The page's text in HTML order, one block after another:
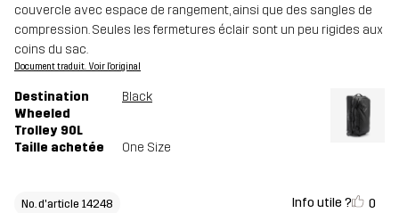
couvercle avec espace de rangement, ainsi que des sangles de
compression. Seules les fermetures éclair sont un peu rigides aux
coins du sac.
Document traduit. Voir l'original
Destination
Wheeled
Trolley 90L
Black
Taille achetée One Size
No. d'article 14248 Info utile ? 0